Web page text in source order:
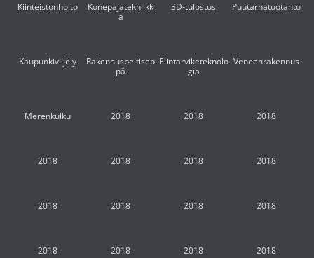
Kiinteistönhoito
Konepajatekniikk
a
3D-tulostus Puutarhatuotanto
Kaupunkiviljely
Rakennuspeltisep
pä
Elintarviketeknolo
gia
Veneenrakennus
Merenkulku 2018 2018 2018
2018 2018 2018 2018
2018 2018 2018 2018
2018 2018 2018 2018